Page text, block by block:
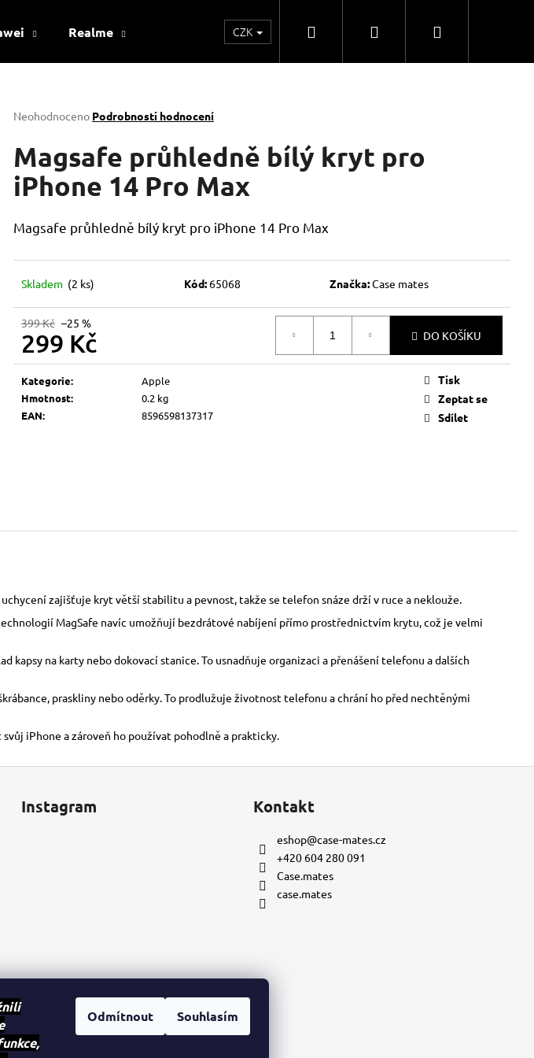
Odmítnout Souhlasím
Realme Kontakty Obchodní spolupráce
CZK Hledat PřihlášeníNákupní
Průměrné
produktu
je
0,0
hvězdiček.
Neohodnoceno Podrobnosti hodnocení
Magsafe průhledně bílý kryt pro
iPhone 14 Pro Max
Magsafe průhledně bílý kryt pro iPhone 14 Pro Max
Skladem (2 ks) Kód: 65068 Značka:Case mates
399 Kč –25 %
299 Kč
Měrná
cena:
DO KOŠÍKU
Kategorie:
Apple
Hmotnost:
0.2 kg
EAN: 8596598137317
Tisk
Zeptat se
Sdílet
zajišťuje kryt větší stabilitu a pevnost, takže se telefon snáze drží v ruce a neklouže.
MagSafe navíc umožňují bezdrátové nabíjení přímo prostřednictvím krytu, což je velmi
na karty nebo dokovací stanice. To usnadňuje organizaci a přenášení telefonu a dalších
praskliny nebo oděrky. To prodlužuje životnost telefonu a chrání ho před nechtěnými
iPhone a zároveň ho používat pohodlně a prakticky.
HLEDAT
Instagram Kontakt
eshop@case-mates.cz
+420 604 280 091
Case.mates
case.mates